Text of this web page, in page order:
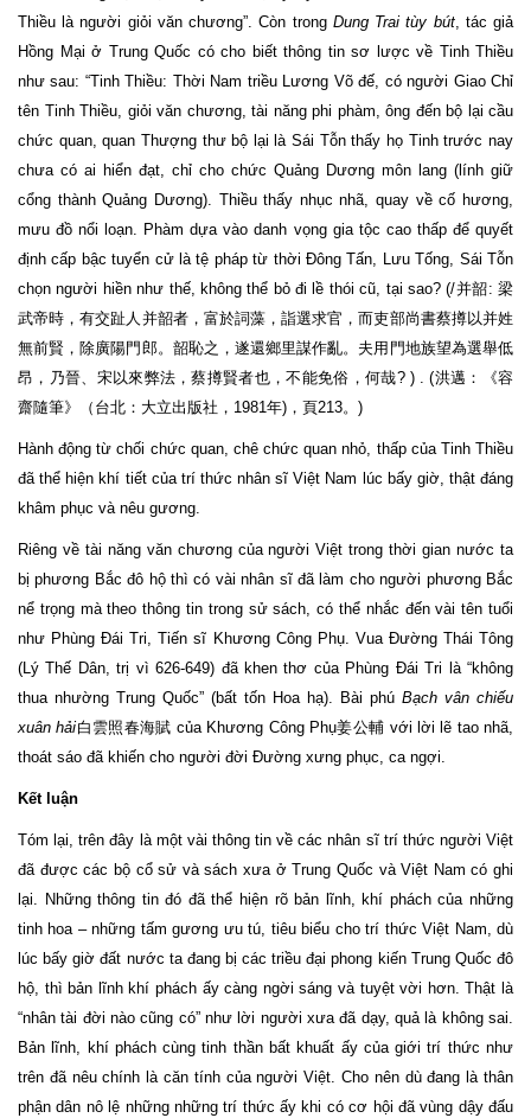
Thiều là người giỏi văn chương”. Còn trong Dung Trai tùy bút, tác giả
Hồng Mại ở Trung Quốc có cho biết thông tin sơ lược về Tinh Thiều
như sau: “Tinh Thiều: Thời Nam triều Lương Võ đế, có người Giao Chỉ
tên Tinh Thiều, giỏi văn chương, tài năng phi phàm, ông đến bộ lại cầu
chức quan, quan Thượng thư bộ lại là Sái Tỗn thấy họ Tinh trước nay
chưa có ai hiển đạt, chỉ cho chức Quảng Dương môn lang (lính giữ
cổng thành Quảng Dương). Thiều thấy nhục nhã, quay về cố hương,
mưu đồ nổi loạn. Phàm dựa vào danh vọng gia tộc cao thấp để quyết
định cấp bậc tuyển cử là tệ pháp từ thời Đông Tấn, Lưu Tống, Sái Tỗn
chọn người hiền như thế, không thể bỏ đi lề thói cũ, tại sao? (/并韶: 梁
武帝時，有交趾人并韶者，富於詞藻，詣選求官，而吏部尚書蔡撙以并姓
無前賢，除廣陽門郎。韶恥之，遂還鄉里謀作亂。夫用門地族望為選舉低
昂，乃晉、宋以來弊法，蔡撙賢者也，不能免俗，何哉? ) . (洪邁：《容
齋隨筆》（台北：大立出版社，1981年)，頁213。)
Hành động từ chối chức quan, chê chức quan nhỏ, thấp của Tinh Thiều
đã thể hiện khí tiết của trí thức nhân sĩ Việt Nam lúc bấy giờ, thật đáng
khâm phục và nêu gương.
Riêng về tài năng văn chương của người Việt trong thời gian nước ta
bị phương Bắc đô hộ thì có vài nhân sĩ đã làm cho người phương Bắc
nể trọng mà theo thông tin trong sử sách, có thể nhắc đến vài tên tuổi
như Phùng Đái Tri, Tiến sĩ Khương Công Phụ. Vua Đường Thái Tông
(Lý Thế Dân, trị vì 626-649) đã khen thơ của Phùng Đái Tri là “không
thua nhường Trung Quốc” (bất tốn Hoa hạ). Bài phú Bạch vân chiếu
xuân hải白雲照春海賦 của Khương Công Phụ姜公輔 với lời lẽ tao nhã,
thoát sáo đã khiến cho người đời Đường xưng phục, ca ngợi.
Kết luận
Tóm lại, trên đây là một vài thông tin về các nhân sĩ trí thức người Việt
đã được các bộ cổ sử và sách xưa ở Trung Quốc và Việt Nam có ghi
lại. Những thông tin đó đã thể hiện rõ bản lĩnh, khí phách của những
tinh hoa – những tấm gương ưu tú, tiêu biểu cho trí thức Việt Nam, dù
lúc bấy giờ đất nước ta đang bị các triều đại phong kiến Trung Quốc đô
hộ, thì bản lĩnh khí phách ấy càng ngời sáng và tuyệt vời hơn. Thật là
“nhân tài đời nào cũng có” như lời người xưa đã dạy, quả là không sai.
Bản lĩnh, khí phách cùng tinh thần bất khuất ấy của giới trí thức như
trên đã nêu chính là căn tính của người Việt. Cho nên dù đang là thân
phận dân nô lệ những những trí thức ấy khi có cơ hội đã vùng dậy đấu